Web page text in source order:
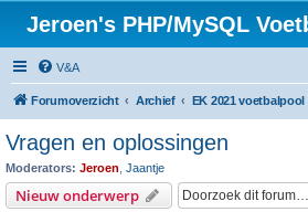
Jeroen's PHP/MySQL
V&A
Forumoverzicht Archief EK 2021 voetbalpool
Vragen en oplossingen
Moderators: Jeroen Jaantje
Nieuw onderwerp